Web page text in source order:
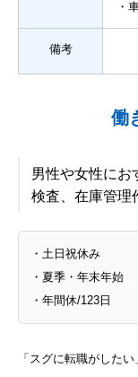
・
備考
働
男性や女性にお
検査、在庫管理
・土日祝休み
・夏季・年末年始
・年間休/123日
「スグに転職がした